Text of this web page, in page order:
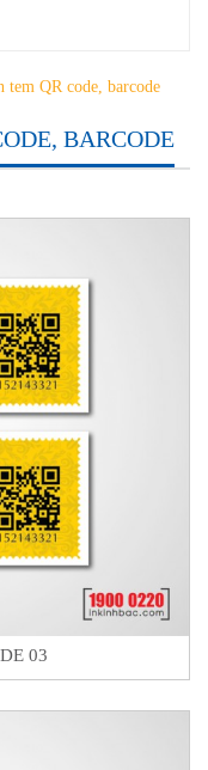
tem QR code, barcode
BARCODE
03